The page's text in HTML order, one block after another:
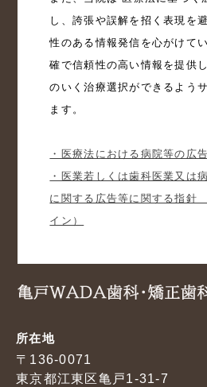
し、誇張や誤解を招く表現を
性のある情報発信を心がけて
確で信頼性の高い情報を提供
のいく治療選択ができるよう
ます。
・医療法における病院等の広
・医業若しくは歯科医業又は
に関する広告等に関する指針
イン）
所在地
〒136-0071
東京都江東区亀戸1-31-7